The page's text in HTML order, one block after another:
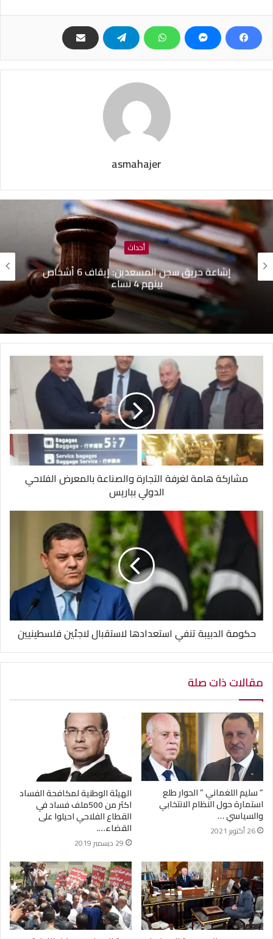
asmahajer
أحداث
إشاعة حريق سجن المسعدين: ‬إيقاف 6 أشخاص
بينهم 4 نساء
مشاركة هامة لغرفة التجارة والصناعة بالمعرض الفلاحي
الدولي بباريس
حكومة الدبيبة تنفي استعدادها لاستقبال لاجئين فلسطينيين
مقالات ذات صلة
” سليم اللغماني ” الحوار طلع
استمارة حول النظام الانتخابي
والسياسي …
26 أكتوبر 2021
الهيئة الوطنية لمكافحة الفساد
اكثر من 500ملف فساد في
القطاع الفلاحي احيلوا على
القضاء….
29 ديسمبر 2019